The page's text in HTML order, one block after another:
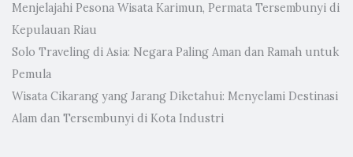
Menjelajahi Pesona Wisata Karimun, Permata Tersembunyi di
Kepulauan Riau
Solo Traveling di Asia: Negara Paling Aman dan Ramah untuk
Pemula
Wisata Cikarang yang Jarang Diketahui: Menyelami Destinasi
Alam dan Tersembunyi di Kota Industri